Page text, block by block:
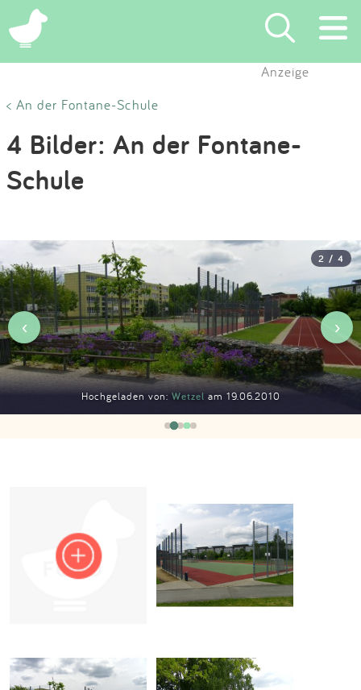
×
Suchen
Eintragen
Blog
Partner
Kontakt
Impressum
Anmelden
Anzeige
< An der Fontane-Schule
4 Bilder: An der Fontane-
Schule
Hochgeladen von: Wetzel am 19.06.2010
2 / 4
‹ ›